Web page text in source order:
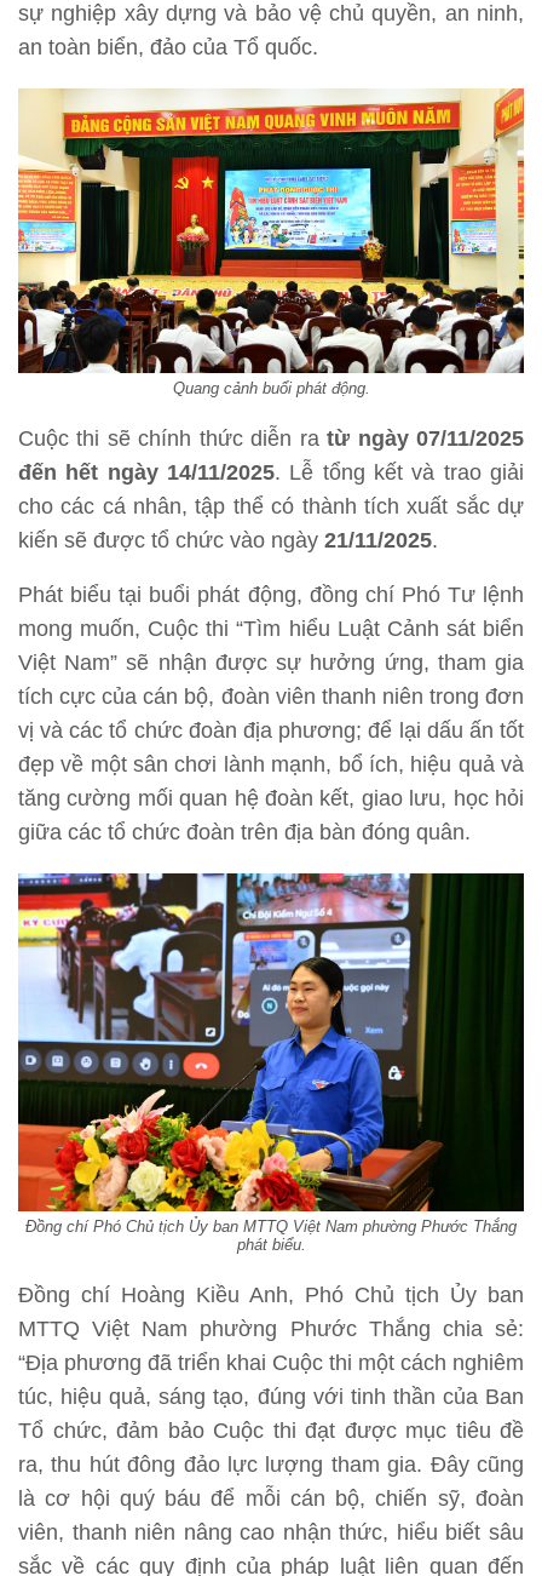
sự nghiệp xây dựng và bảo vệ chủ quyền, an ninh,
an toàn biển, đảo của Tổ quốc.
Quang cảnh buổi phát động.
Cuộc thi sẽ chính thức diễn ratừ ngày 07/11/2025
đến hết ngày 14/11/2025. Lễ tổng kết và trao giải
cho các cá nhân, tập thể có thành tích xuất sắc dự
kiến sẽ được tổ chức vào ngày 21/11/2025.
Phát biểu tại buổi phát động, đồng chí Phó Tư lệnh
mong muốn, Cuộc thi “Tìm hiểu Luật Cảnh sát biển
Việt Nam” sẽ nhận được sự hưởng ứng, tham gia
tích cực của cán bộ, đoàn viên thanh niên trong đơn
vị và các tổ chức đoàn địa phương; để lại dấu ấn tốt
đẹp về một sân chơi lành mạnh, bổ ích, hiệu quả và
tăng cường mối quan hệ đoàn kết, giao lưu, học hỏi
giữa các tổ chức đoàn trên địa bàn đóng quân.
Đồng chí Phó Chủ tịch Ủy ban MTTQ Việt Nam phường Phước Thắng
phát biểu.
Đồng chí Hoàng Kiều Anh, Phó Chủ tịch Ủy ban
MTTQ Việt Nam phường Phước Thắng chia sẻ:
“Địa phương đã triển khai Cuộc thi một cách nghiêm
túc, hiệu quả, sáng tạo, đúng với tinh thần của Ban
Tổ chức, đảm bảo Cuộc thi đạt được mục tiêu đề
ra, thu hút đông đảo lực lượng tham gia. Đây cũng
là cơ hội quý báu để mỗi cán bộ, chiến sỹ, đoàn
viên, thanh niên nâng cao nhận thức, hiểu biết sâu
sắc về các quy định của pháp luật liên quan đến